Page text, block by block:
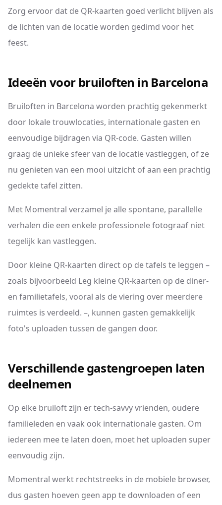
Zorg ervoor dat de QR-kaarten goed verlicht blijven als
de lichten van de locatie worden gedimd voor het
feest.
Ideeën voor bruiloften in Barcelona
Bruiloften in Barcelona worden prachtig gekenmerkt
door lokale trouwlocaties, internationale gasten en
eenvoudige bijdragen via QR-code. Gasten willen
graag de unieke sfeer van de locatie vastleggen, of ze
nu genieten van een mooi uitzicht of aan een prachtig
gedekte tafel zitten.
Met Momentral verzamel je alle spontane, parallelle
verhalen die een enkele professionele fotograaf niet
tegelijk kan vastleggen.
Door kleine QR-kaarten direct op de tafels te leggen –
zoals bijvoorbeeld Leg kleine QR-kaarten op de diner-
en familietafels, vooral als de viering over meerdere
ruimtes is verdeeld. –, kunnen gasten gemakkelijk
foto's uploaden tussen de gangen door.
Verschillende gastengroepen laten
deelnemen
Op elke bruiloft zijn er tech-savvy vrienden, oudere
familieleden en vaak ook internationale gasten. Om
iedereen mee te laten doen, moet het uploaden super
eenvoudig zijn.
Momentral werkt rechtstreeks in de mobiele browser,
dus gasten hoeven geen app te downloaden of een